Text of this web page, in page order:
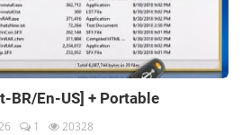
BR/En-US] + Portable
1 20328